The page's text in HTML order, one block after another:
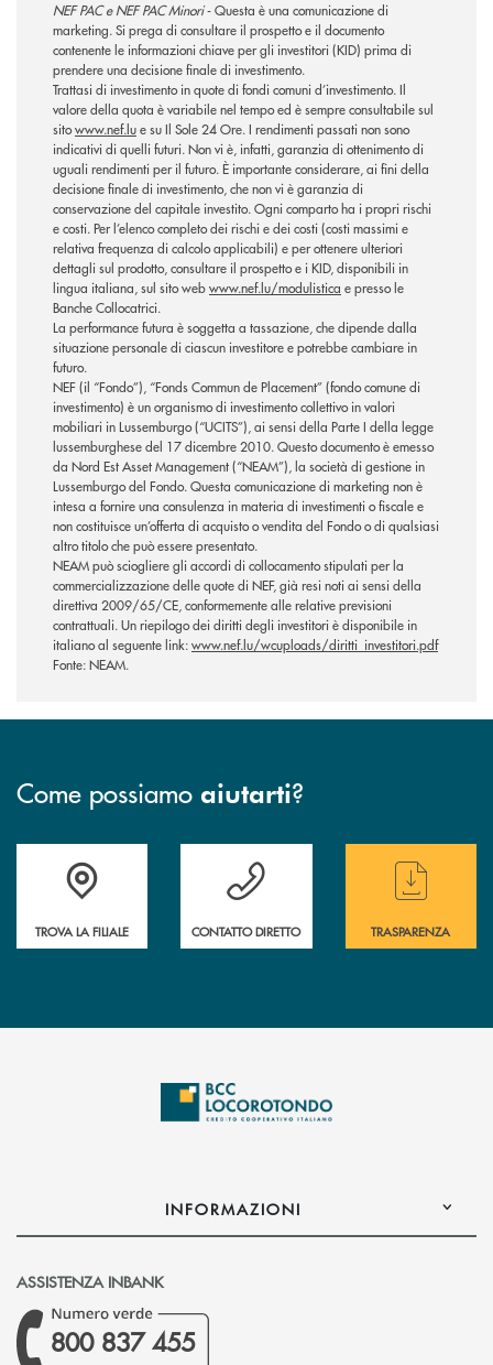
NEF PAC e NEF PAC Minori-Questa è una comunicazione di
marketing. Si prega di consultare il prospetto e il documento
contenente le informazioni chiave per gli investitori (KID) prima di
prendere una decisione finale di investimento.
Trattasi di investimento in quote di fondi comuni d’investimento. Il
valore della quota è variabile nel tempo ed è sempre consultabile sul
sitowww.nef.lue su Il Sole 24 Ore. I rendimenti passati non sono
indicativi di quelli futuri. Non vi è, infatti, garanzia di ottenimento di
uguali rendimenti per il futuro. È importante considerare, ai fini della
decisione finale di investimento, che non vi è garanzia di
conservazione del capitale investito. Ogni comparto ha i propri rischi
e costi. Per l’elenco completo dei rischi e dei costi (costi massimi e
relativa frequenza di calcolo applicabili) e per ottenere ulteriori
dettagli sul prodotto, consultare il prospetto e i KID, disponibili in
lingua italiana, sul sito webwww.nef.lu/modulistica e presso le
Banche Collocatrici.
La performance futura è soggetta a tassazione, che dipende dalla
situazione personale di ciascun investitore e potrebbe cambiare in
futuro.
NEF (il “Fondo”), “Fonds Commun de Placement” (fondo comune di
investimento) è un organismo di investimento collettivo in valori
mobiliari in Lussemburgo (“UCITS”), ai sensi della Parte I della legge
lussemburghese del 17 dicembre 2010. Questo documento è emesso
da Nord Est Asset Management (“NEAM”), la società di gestione in
Lussemburgo del Fondo. Questa comunicazione di marketing non è
intesa a fornire una consulenza in materia di investimenti o fiscale e
non costituisce un’offerta di acquisto o vendita del Fondo o di qualsiasi
altro titolo che può essere presentato.
NEAM può sciogliere gli accordi di collocamento stipulati per la
commercializzazione delle quote di NEF, già resi noti ai sensi della
direttiva 2009/65/CE, conformemente alle relative previsioni
contrattuali. Un riepilogo dei diritti degli investitori è disponibile in
italiano al seguente link:www.nef.lu/wcuploads/diritti_investitori.pdf
Fonte: NEAM.
Come possiamo aiutarti?
Accedi all' elenco completo delle filiali
TROVA LA FILIALE
Hai bisogno di assistenza immediata ?
CONTATTO DIRETTO
Hai bisogno di
TRASPARENZA
INFORMAZIONI
ASSISTENZA INBANK
800 837 455